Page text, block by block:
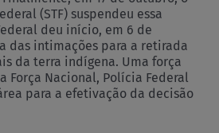
(STF) suspendeu essa
deu início, em 6 de
das intimações para a retirada
da terra indígena. Uma força
Força Nacional, Polícia Federal
para a efetivação da decisão